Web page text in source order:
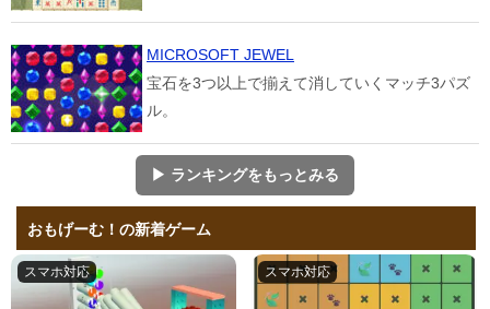
MICROSOFT JEWEL
宝石を3つ以上で揃えて消していくマッチ3パズ
ル。
▶ ランキングをもっとみる
おもげーむ！の新着ゲーム